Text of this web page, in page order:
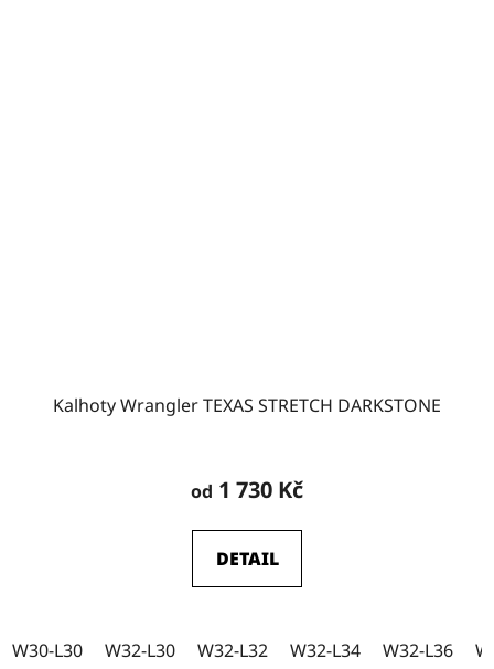
Kalhoty Wrangler TEXAS STRETCH DARKSTONE
hodnocení
je
5,0
hvězdiček.
od 1 730 Kč
DETAIL
W30-L30 W32-L30 W32-L32 W32-L34 W32-L36